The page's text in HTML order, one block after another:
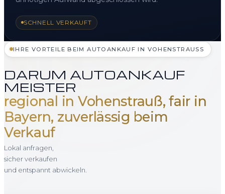
SCHNELL VERKAUFT
IHRE VORTEILE BEIM AUTOANKAUF IN VOHENSTRAUSS
DARUM AUTOANKAUF
MEISTER
regional in Vohenstrauß, fair in
Bayern, zuverlässig beim
Verkauf
Lokal anfragen,
sicher verkaufen
und entspannt abwickeln.